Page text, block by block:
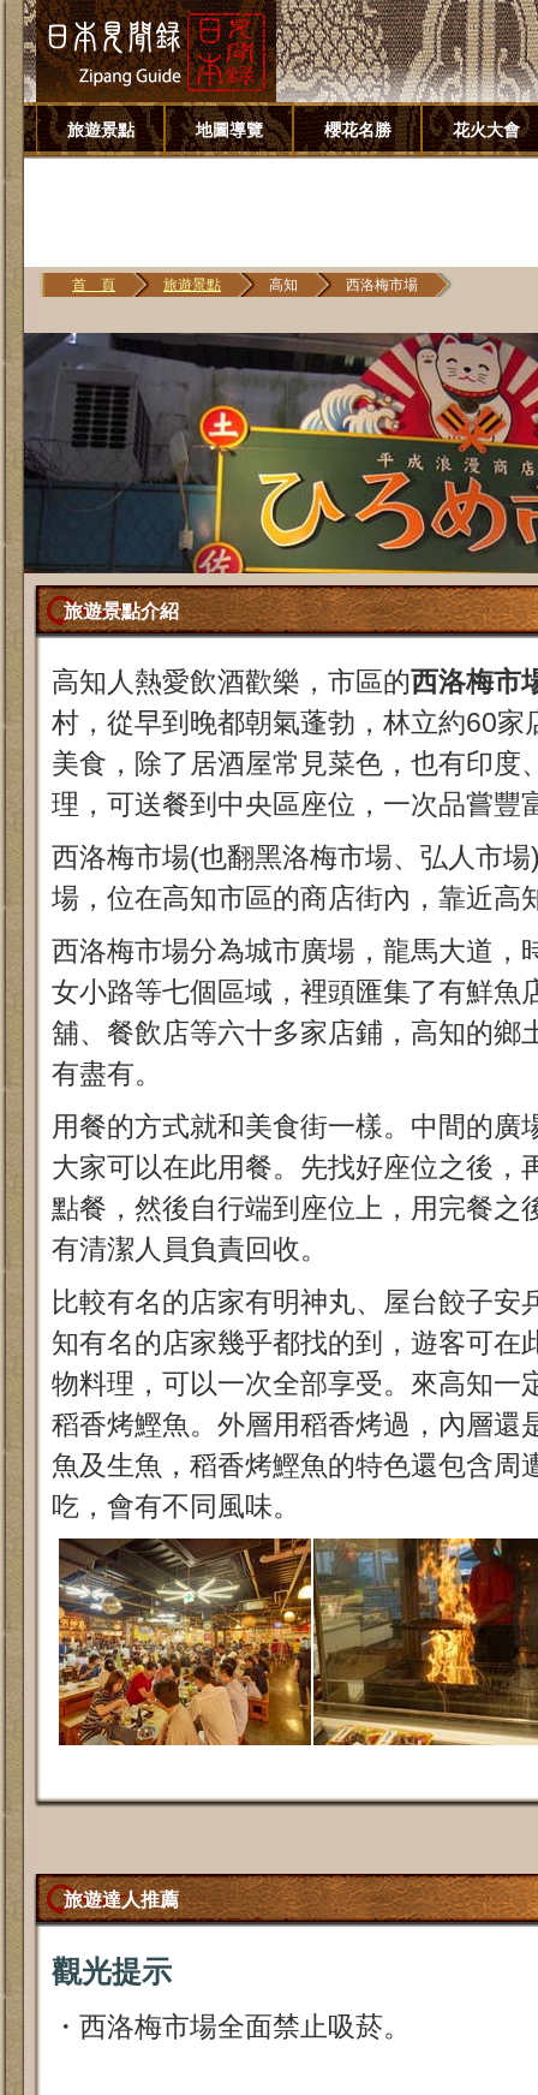
旅遊景點 地圖導覽 櫻花名勝 花火大會
首 頁 旅遊景點 高知 西洛梅市場
旅遊景點介紹
高知人熱愛飲酒歡樂，市區的西洛梅市
村，從早到晚都朝氣蓬勃，林立約60家
美食，除了居酒屋常見菜色，也有印度
理，可送餐到中央區座位，一次品嘗豐
西洛梅市場(也翻黑洛梅市場、弘人市
場，位在高知市區的商店街內，靠近高
西洛梅市場分為城市廣場，龍馬大道，
女小路等七個區域，裡頭匯集了有鮮魚
舖、餐飲店等六十多家店鋪，高知的鄉
有盡有。
用餐的方式就和美食街一樣。中間的廣
大家可以在此用餐。先找好座位之後，
點餐，然後自行端到座位上，用完餐之
有清潔人員負責回收。
比較有名的店家有明神丸、屋台餃子安
知有名的店家幾乎都找的到，遊客可在
物料理，可以一次全部享受。來高知一
稻香烤鰹魚。外層用稻香烤過，內層還
魚及生魚，稻香烤鰹魚的特色還包含周
吃，會有不同風味。
旅遊達人推薦
觀光提示
・西洛梅市場全面禁止吸菸。